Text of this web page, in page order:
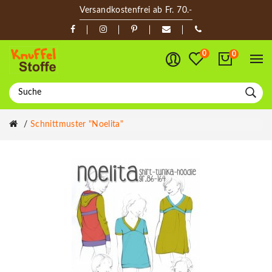
Versandkostenfrei ab Fr. 70.-
0 0
Schnittmuster "Noelita"